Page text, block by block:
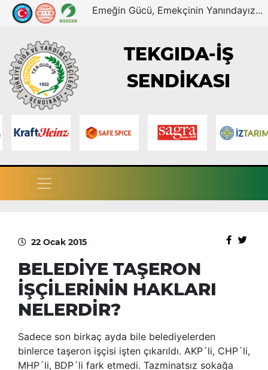
Emeğin Gücü, Emekçinin Yanındayız...
TEKGIDA-İŞ
SENDİKASI
22 Ocak 2015
BELEDİYE TAŞERON
İŞÇİLERİNİN HAKLARI
NELERDİR?
Sadece son birkaç ayda bile belediyelerden
binlerce taşeron işçisi işten çıkarıldı. AKP´li, CHP´li,
MHP´li, BDP´li fark etmedi. Tazminatsız sokağa